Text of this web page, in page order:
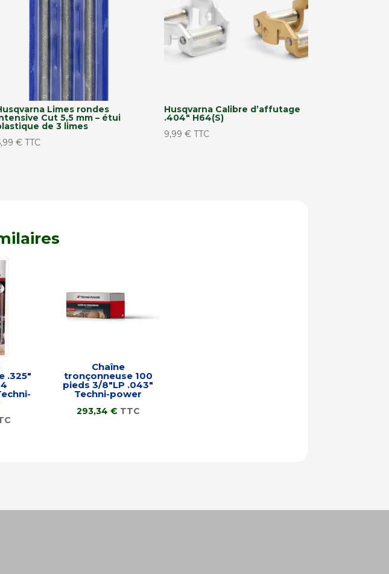
Limes rondes
Cut 5,5 mm – étui
de 3 limes
€ TTC
Husqvarna Calibre d’affutage
.404″ H64(S)
9,99€ TTC
.325″
Chaîne
tronçonneuse 100
pieds 3/8″LP .043″
Techni-power
293,34 € TTC